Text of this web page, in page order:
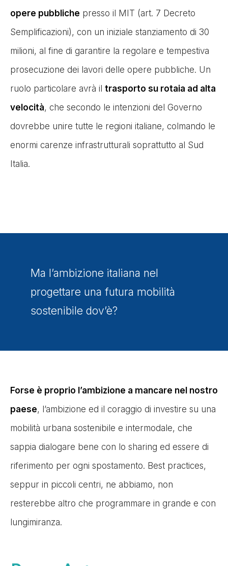
opere pubbliche presso il MIT (art. 7 Decreto
Semplificazioni), con un iniziale stanziamento di 30
milioni, al fine di garantire la regolare e tempestiva
prosecuzione dei lavori delle opere pubbliche. Un
ruolo particolare avrà il trasporto su rotaia ad alta
velocità, che secondo le intenzioni del Governo
dovrebbe unire tutte le regioni italiane, colmando le
enormi carenze infrastrutturali soprattutto al Sud
Italia.
Ma l’ambizione italiana nel
progettare una futura mobilità
sostenibile dov’è?
Forse è proprio l’ambizione a mancare nel nostro
paese, l’ambizione ed il coraggio di investire su una
mobilità urbana sostenibile e intermodale, che
sappia dialogare bene con lo sharing ed essere di
riferimento per ogni spostamento. Best practices,
seppur in piccoli centri, ne abbiamo, non
resterebbe altro che programmare in grande e con
lungimiranza.